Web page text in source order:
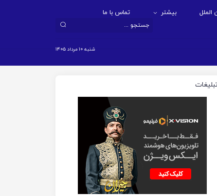
الملل بیشتر تماس با ما
شنبه ۱۰ مرداد ۱۴۰۵